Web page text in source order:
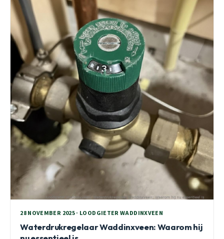
28 NOVEMBER 2025 · LOODGIETER WADDINXVEEN
Waterdrukregelaar Waddinxveen: Waarom hij